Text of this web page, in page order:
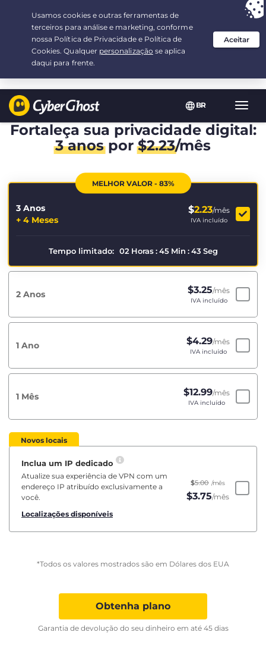
BR
Sua escolha:a melhor ofertapor 3.3333333333333-ano(s) a $
/mês
Fortaleça sua privacidade digital:
3 anospor$2.23/mês
MELHOR VALOR - 83%
3 Anos
+ 4 Meses
$2.23/mês
IVA incluído
Tempo limitado: 02 Horas : 45 Min : 43 Seg
2 Anos $3.25/mês
IVA incluído
1 Ano $4.29/mês
IVA incluído
1 Mês $12.99/mês
IVA incluído
Novos locais
Inclua um IP dedicado
Atualize sua experiência de VPN com um
endereço IP atribuído exclusivamente a
você.
Localizações disponíveis
$5.00 /mês
$3.75/mês
*Todos os valores mostrados são em Dólares dos EUA
Obtenha plano
Garantia de devolução do seu dinheiro em até 45 dias